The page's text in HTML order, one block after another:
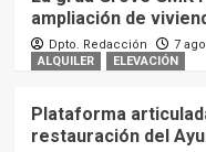
ampliación de
Dpto. Redacción 7
ALQUILER
ELEVACIÓN
Plataforma
restauración del